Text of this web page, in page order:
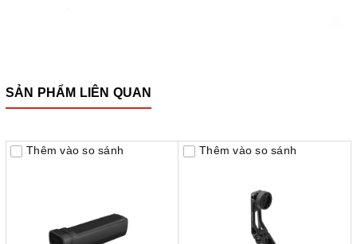
SẢN PHẨM LIÊN QUAN
Thêm vào so sánh Thêm vào so sánh